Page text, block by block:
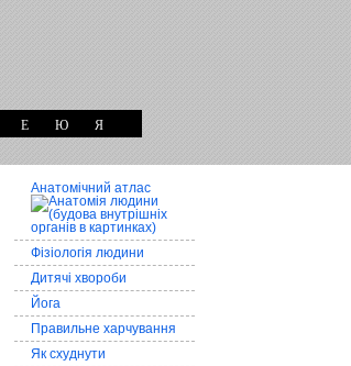
Е Ю Я
Анатомічний атлас
Фізіологія людини
Дитячі хвороби
Йога
Правильне харчування
Як схуднути